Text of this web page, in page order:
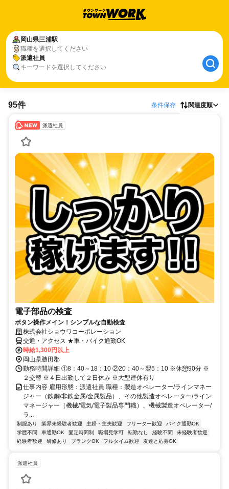
岡山県三浦駅
職種を選択してください
派遣社員
キーワードを選択してください
95件 条件保存 関連度順
派遣社員
電子部品の検査
ボタン操作メイン！シンプルな自動検査
株式会社ショウワコーポレーション
交通・アクセス ★車・バイク通勤OK
時給1,300円以上
岡山県勝田郡
勤務時間詳細 ①8：40～18：10 ②20：40～翌5：10 ※休憩90分 ※
２交替 ※４日出勤して２日休み ※大型連休有り
仕事内容 雇用形態：派遣社員 職種：製造オペレーター/ラインマネー
ジャー（鉄鋼/非鉄金属/金属製品）、その他製造オペレーター/ライン
マネージャー（機械/電気/電子製品専門職）、機械製造オペレーター/
ラ...
制服あり 業界未経験者歓迎 主婦・主夫歓迎 フリーター歓迎
バイク通勤OK
学歴不問
車通勤OK 固定時間制 職場見学可 転勤なし 経験不問
未経験者歓迎
経験者歓迎
研修あり ブランクOK フルタイム歓迎 友達と応募OK
派遣社員